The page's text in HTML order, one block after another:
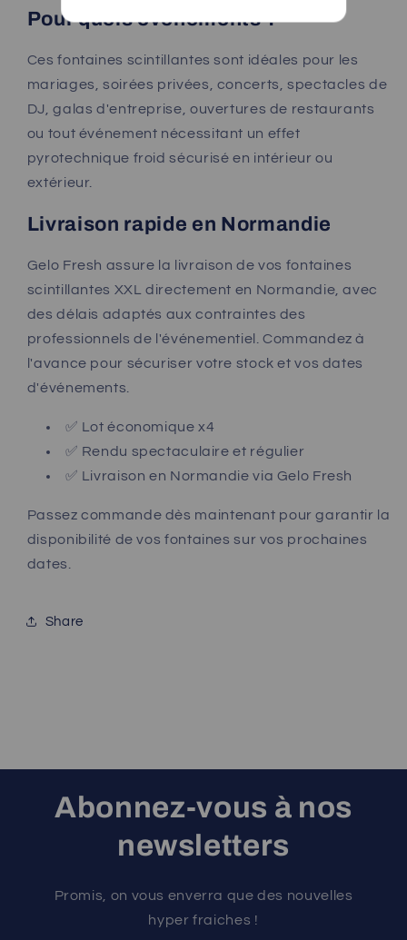
Pour quels événements ?
Ces fontaines scintillantes sont idéales pour les
mariages, soirées privées, concerts, spectacles de
DJ, galas d'entreprise, ouvertures de restaurants
ou tout événement nécessitant un effet
pyrotechnique froid sécurisé en intérieur ou
extérieur.
Livraison rapide en Normandie
Gelo Fresh assure la livraison de vos fontaines
scintillantes XXL directement en Normandie, avec
des délais adaptés aux contraintes des
professionnels de l'événementiel. Commandez à
l'avance pour sécuriser votre stock et vos dates
d'événements.
✅ Lot économique x4
✅ Rendu spectaculaire et régulier
✅ Livraison en Normandie via Gelo Fresh
Passez commande dès maintenant pour garantir la
disponibilité de vos fontaines sur vos prochaines
dates.
Share
Abonnez-vous à nos
newsletters
Promis, on vous enverra que des nouvelles
hyper fraiches !